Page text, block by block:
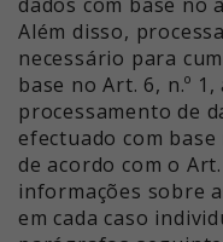
Além disso,
necessário para
base no Art. 6, n.º 1,
processamento de
efectuado com
de acordo com o
informações sobre
em cada caso